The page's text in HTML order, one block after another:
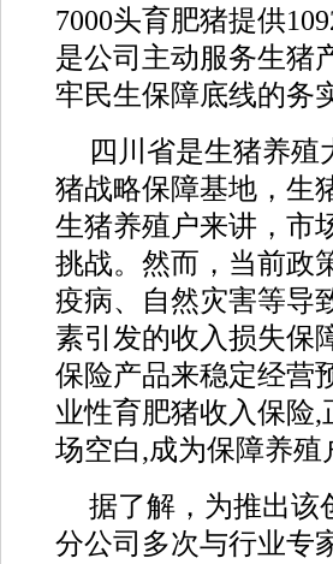
7000头育肥猪提供
是公司主动服务生猪
牢民生保障底线的务
四川省是生猪养
猪战略保障基地，生
生猪养殖户来讲，市
挑战。然而，当前政
疫病、自然灾害等导
素引发的收入损失保
保险产品来稳定经营
业性育肥猪收入保险
场空白,成为保障养
据了解，为推出该
分公司多次与行业专